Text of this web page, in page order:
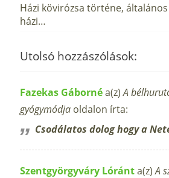
Házi kövirózsa történe,
házi…
Utolsó hozzászólások:
Fazekas Gábornéa(z)A
gyógymódja oldalon írta:
Csodálatos dolog hogy a
Szentgyörgyváry Lóránta(z)A